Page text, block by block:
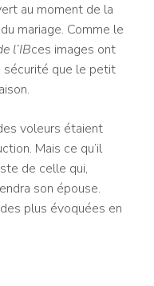
au moment de la
mariage. Comme le
l’IBces images ont
sécurité que le petit
voleurs étaient
Mais ce qu’il
de celle qui,
son épouse.
plus évoquées en